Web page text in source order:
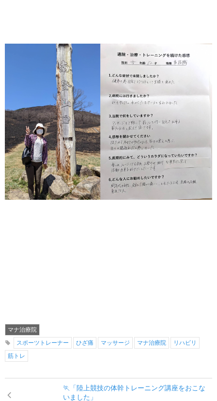
マナ治療院
スポーツトレーナー
ひざ痛 マッサージ マナ治療院
リハビリ
筋トレ
🏃「陸上競技の体幹トレーニング講座をおこな
いました」